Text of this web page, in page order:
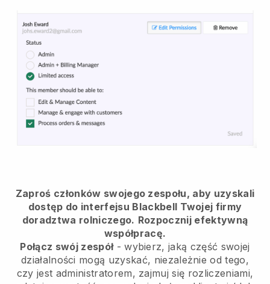
Zaproś członków swojego zespołu, aby uzyskali
dostęp do interfejsu Blackbell Twojej firmy
doradztwa rolniczego. Rozpocznij efektywną
współpracę.
Połącz swój zespół- wybierz, jaką część swojej
działalności mogą uzyskać, niezależnie od tego,
czy jest administratorem, zajmuj się rozliczeniami,